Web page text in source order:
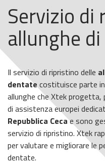
Servizio di
allunghe
Il servizio di ripristino delle
dentatecostituisce parte
allunghe che Xtek
di assistenza europei
Repubblica Cecae sono
servizio di ripristino. Xtek
per valutare e migliorare le
dentate.